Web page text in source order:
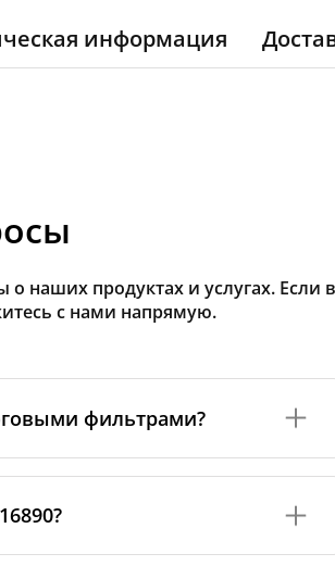
информация
наших продуктах и услугах. Если
с нами напрямую.
фильтрами?
Такие фильтры соответствуют
материалам, производству и